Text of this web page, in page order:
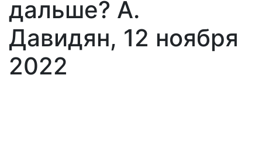
дальше? А.
Давидян, 12 ноября
2022